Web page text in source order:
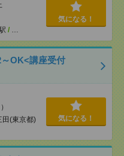
/ …
気になる！
OK<講座受付
田(東京都)
気になる！